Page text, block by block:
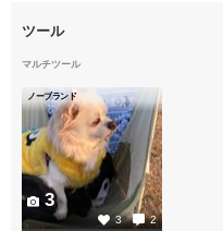
ツール
マルチツール
ノーブランド
3 2
3